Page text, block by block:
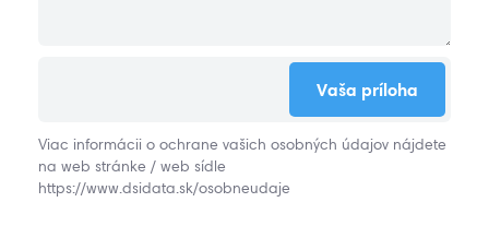
Vaša príloha
Viac informácii o ochrane vašich osobných údajov nájdete
na web stránke / web sídle
https://www.dsidata.sk/osobneudaje